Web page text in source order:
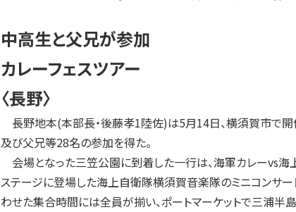
中高生と父兄が参加
カレーフェスツアー
〈長野〉
長野地本(本部長・後藤孝1陸佐)は5月14日、横須賀市で開
及び父兄等28名の参加を得た。
会場となった三笠公園に到着した一行は、海軍カレーvs海
ステージに登場した海上自衛隊横須賀音楽隊のミニコンサ
わせた集合時間には全員が揃い、ポートマーケットで三浦半